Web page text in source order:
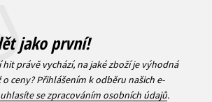
jako první!
hit právě vychází, na jaké zboží je výhodná
ceny? Přihlášením k odběru našich e-
se zpracováním osobních údajů.